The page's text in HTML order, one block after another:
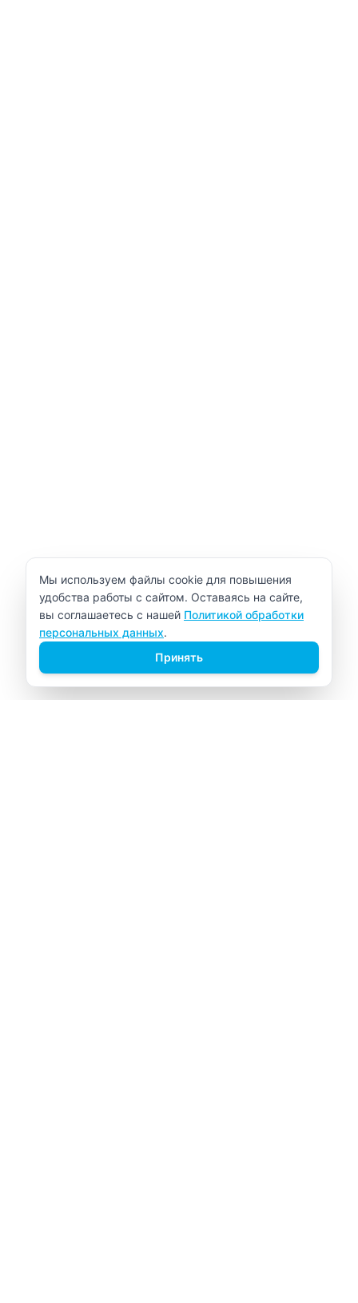
Уведомление об использовании cookie
Мы используем файлы cookie для повышения
удобства работы с сайтом. Оставаясь на сайте,
вы соглашаетесь с нашей Политикой обработки
персональных данных.
Принять